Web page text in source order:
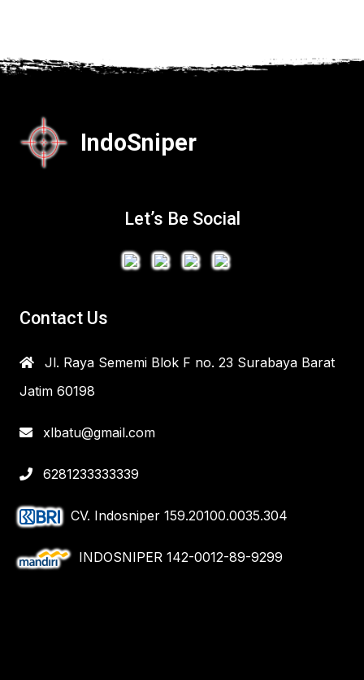
IndoSniper
Let’s Be Social
Contact Us
Jl. Raya Sememi Blok F no. 23 Surabaya Barat
Jatim 60198
xlbatu@gmail.com
6281233333339
CV. Indosniper 159.20100.0035.304
INDOSNIPER 142-0012-89-9299